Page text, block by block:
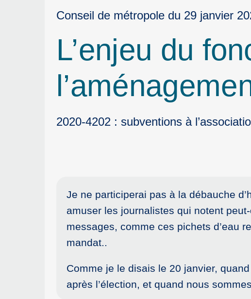
Conseil de métropole du 29 janvier
L’enjeu du
2020-4202 : subventions à
Je ne participerai pas à la débauche
amuser les journalistes qui notent
messages, comme ces pichets d’eau
mandat..
Comme je le disais le 20 janvier,
après l’élection, et quand nous